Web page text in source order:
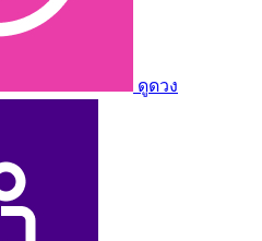
ดูดวง